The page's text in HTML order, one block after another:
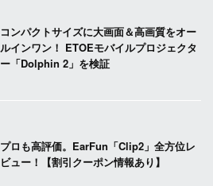
コンパクトサイズに大画面＆高画質をオー
ルインワン！ ETOEモバイルプロジェクタ
ー「Dolphin 2」を検証
プロも高評価。EarFun「Clip2」全方位レ
ビュー！【割引クーポン情報あり】